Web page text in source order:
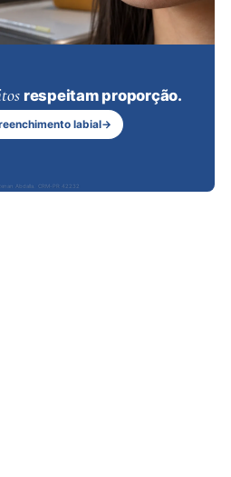
respeitam proporção.
labial→
Abdalla, CRM-PR 42232